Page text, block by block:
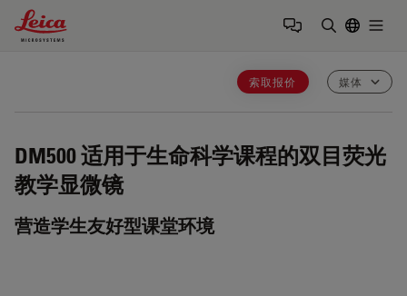
Leica Microsystems Logo
索取报价 媒体
DM500适用于生命科学课程的双目荧光
教学显微镜
营造学生友好型课堂环境